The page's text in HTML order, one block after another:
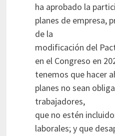
ha aprobado la
planes de empresa,
de la
modificación del
en el Congreso en
tenemos que hacer
planes no sean
trabajadores,
que no estén
laborales; y que